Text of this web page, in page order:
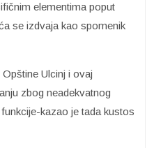
elementima poput
se izdvaja kao spomenik
Ulcinj i ovaj
zbog neadekvatnog
kazao je tada kustos